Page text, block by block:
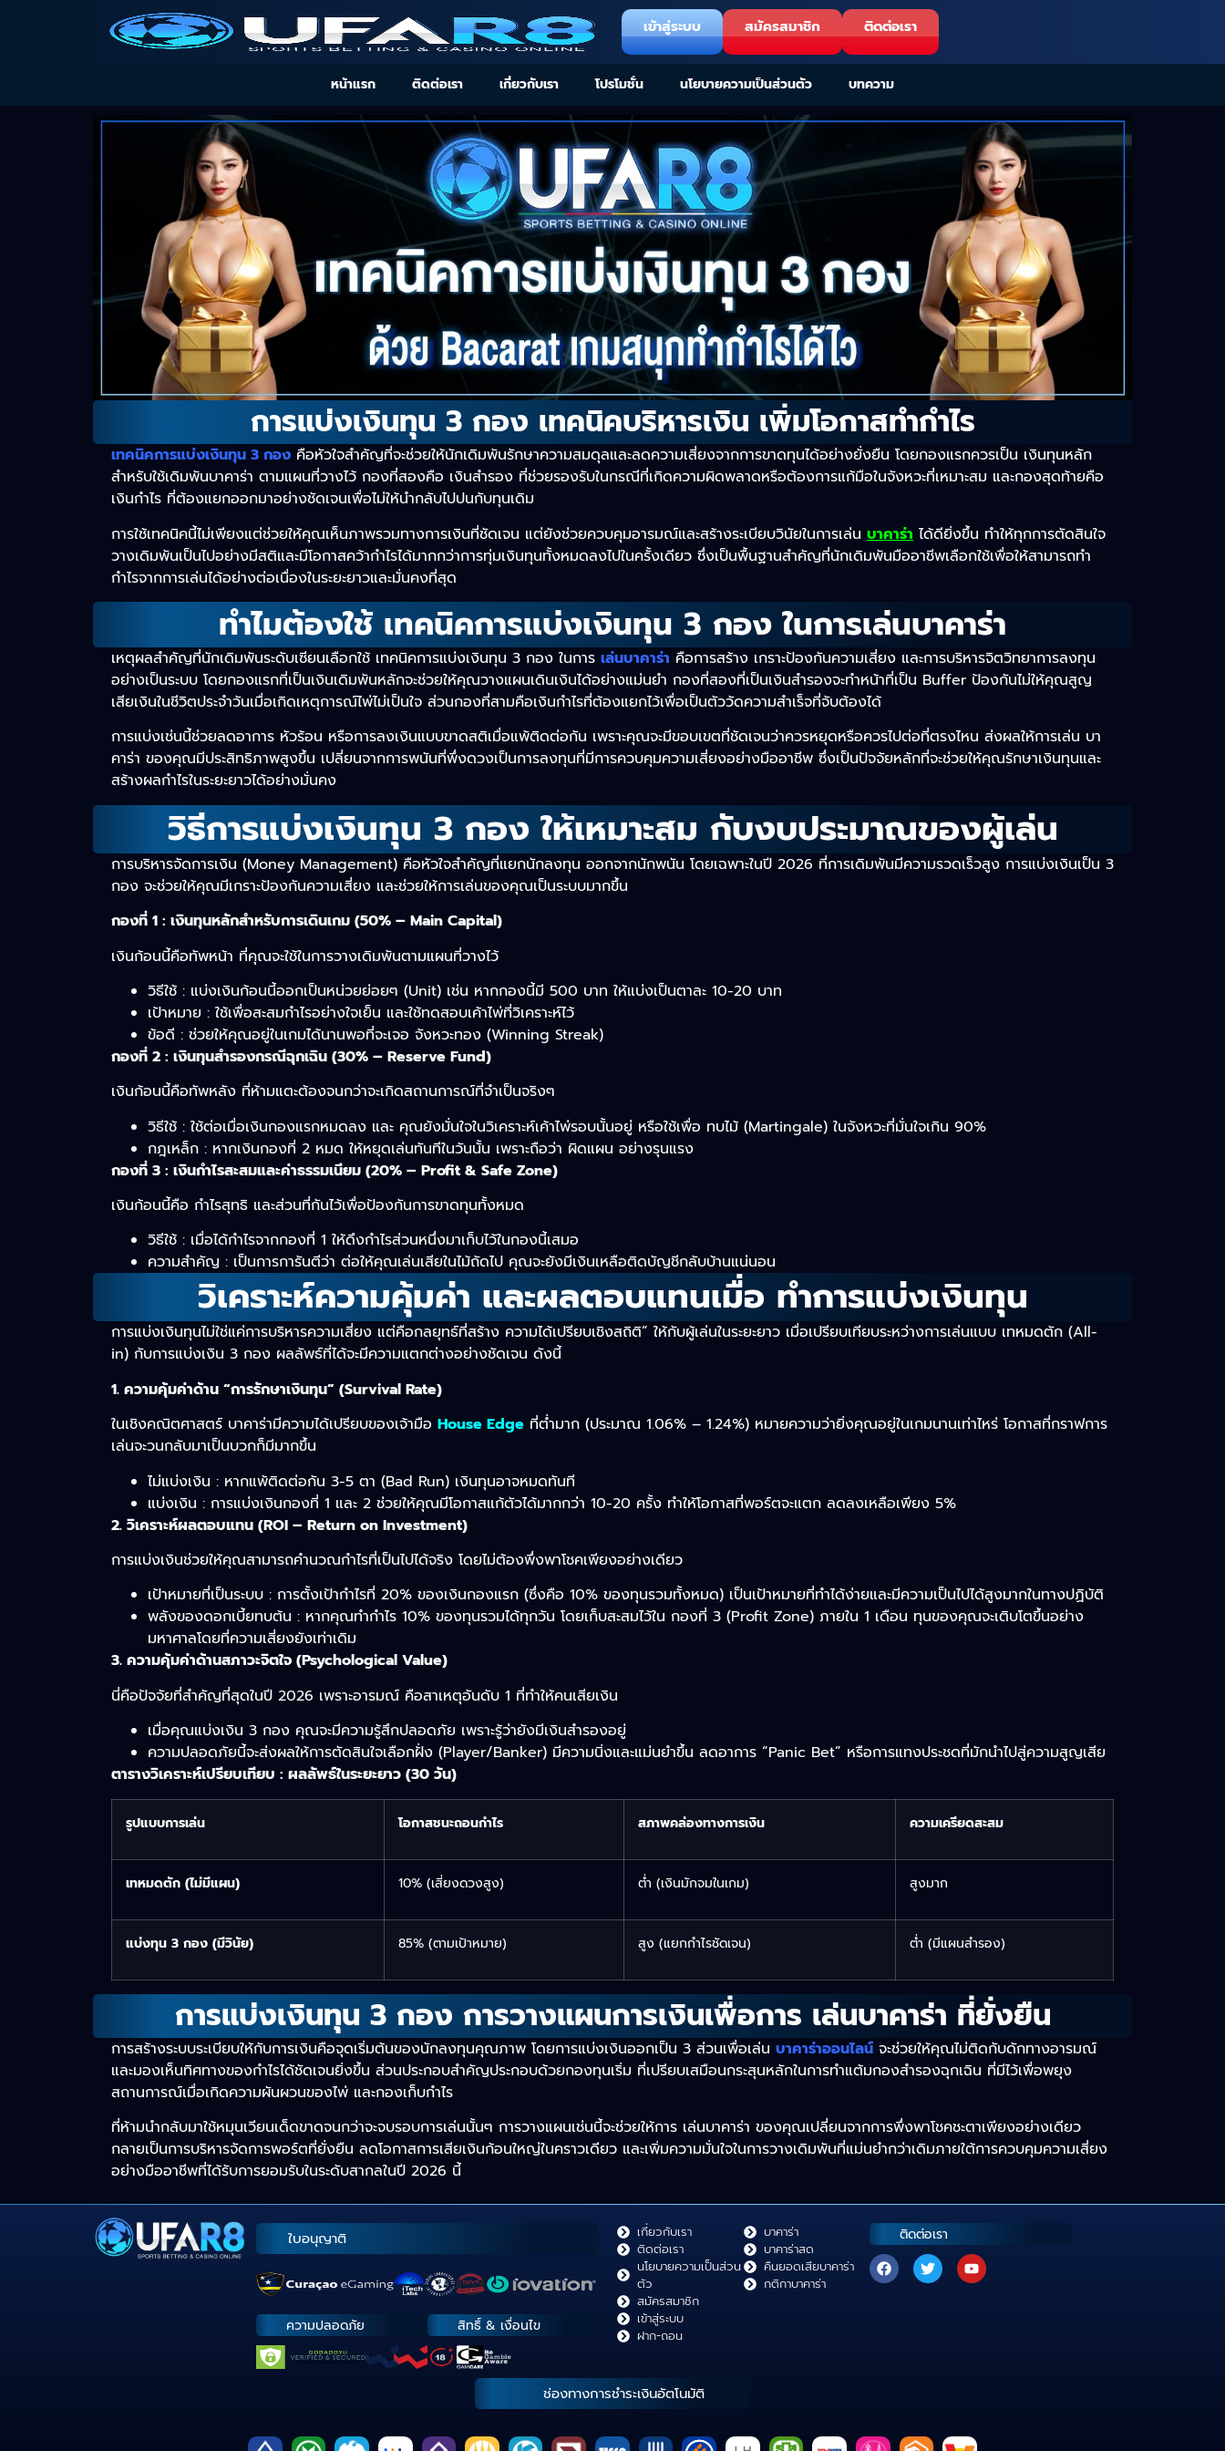
เข้าสู่ระบบ สมัครสมาชิก ติดต่อเรา
หน้าแรก ติดต่อเรา เกี่ยวกับเรา โปรโมชั่น นโยบายความเป็นส่วนตัว บทความ
การแบ่งเงินทุน 3 กอง เทคนิคบริหารเงิน เพิ่มโอกาสทำกำไร
เทคนิคการแบ่งเงินทุน 3 กอง คือหัวใจสำคัญที่จะช่วยให้นักเดิมพันรักษาความสมดุลและลดความเสี่ยงจากการขาดทุนได้อย่างยั่งยืน โดยกองแรกควรเป็น เงินทุนหลัก
สำหรับใช้เดิมพันบาคาร่า ตามแผนที่วางไว้ กองที่สองคือ เงินสำรอง ที่ช่วยรองรับในกรณีที่เกิดความผิดพลาดหรือต้องการแก้มือในจังหวะที่เหมาะสม และกองสุดท้ายคือ
เงินกำไร ที่ต้องแยกออกมาอย่างชัดเจนเพื่อไม่ให้นำกลับไปปนกับทุนเดิม
การใช้เทคนิคนี้ไม่เพียงแต่ช่วยให้คุณเห็นภาพรวมทางการเงินที่ชัดเจน แต่ยังช่วยควบคุมอารมณ์และสร้างระเบียบวินัยในการเล่น บาคาร่า ได้ดียิ่งขึ้น ทำให้ทุกการตัดสินใจ
วางเดิมพันเป็นไปอย่างมีสติและมีโอกาสคว้ากำไรได้มากกว่าการทุ่มเงินทุนทั้งหมดลงไปในครั้งเดียว ซึ่งเป็นพื้นฐานสำคัญที่นักเดิมพันมืออาชีพเลือกใช้เพื่อให้สามารถทำ
กำไรจากการเล่นได้อย่างต่อเนื่องในระยะยาวและมั่นคงที่สุด
ทำไมต้องใช้ เทคนิคการแบ่งเงินทุน 3 กอง ในการเล่นบาคาร่า
เหตุผลสำคัญที่นักเดิมพันระดับเซียนเลือกใช้ เทคนิคการแบ่งเงินทุน 3 กอง ในการ เล่นบาคาร่า คือการสร้าง เกราะป้องกันความเสี่ยง และการบริหารจิตวิทยาการลงทุน
อย่างเป็นระบบ โดยกองแรกที่เป็นเงินเดิมพันหลักจะช่วยให้คุณวางแผนเดินเงินได้อย่างแม่นยำ กองที่สองที่เป็นเงินสำรองจะทำหน้าที่เป็น Buffer ป้องกันไม่ให้คุณสูญ
เสียเงินในชีวิตประจำวันเมื่อเกิดเหตุการณ์ไพ่ไม่เป็นใจ ส่วนกองที่สามคือเงินกำไรที่ต้องแยกไว้เพื่อเป็นตัววัดความสำเร็จที่จับต้องได้
การแบ่งเช่นนี้ช่วยลดอาการ หัวร้อน หรือการลงเงินแบบขาดสติเมื่อแพ้ติดต่อกัน เพราะคุณจะมีขอบเขตที่ชัดเจนว่าควรหยุดหรือควรไปต่อที่ตรงไหน ส่งผลให้การเล่น บา
คาร่า ของคุณมีประสิทธิภาพสูงขึ้น เปลี่ยนจากการพนันที่พึ่งดวงเป็นการลงทุนที่มีการควบคุมความเสี่ยงอย่างมืออาชีพ ซึ่งเป็นปัจจัยหลักที่จะช่วยให้คุณรักษาเงินทุนและ
สร้างผลกำไรในระยะยาวได้อย่างมั่นคง
วิธีการแบ่งเงินทุน 3 กอง ให้เหมาะสม กับงบประมาณของผู้เล่น
การบริหารจัดการเงิน (Money Management) คือหัวใจสำคัญที่แยกนักลงทุน ออกจากนักพนัน โดยเฉพาะในปี 2026 ที่การเดิมพันมีความรวดเร็วสูง การแบ่งเงินเป็น 3
กอง จะช่วยให้คุณมีเกราะป้องกันความเสี่ยง และช่วยให้การเล่นของคุณเป็นระบบมากขึ้น
กองที่ 1 : เงินทุนหลักสำหรับการเดินเกม (50% – Main Capital)
เงินก้อนนี้คือทัพหน้า ที่คุณจะใช้ในการวางเดิมพันตามแผนที่วางไว้
วิธีใช้ : แบ่งเงินก้อนนี้ออกเป็นหน่วยย่อยๆ (Unit) เช่น หากกองนี้มี 500 บาท ให้แบ่งเป็นตาละ 10-20 บาท
เป้าหมาย : ใช้เพื่อสะสมกำไรอย่างใจเย็น และใช้ทดสอบเค้าไพ่ที่วิเคราะห์ไว้
ข้อดี : ช่วยให้คุณอยู่ในเกมได้นานพอที่จะเจอ จังหวะทอง (Winning Streak)
กองที่ 2 : เงินทุนสำรองกรณีฉุกเฉิน (30% – Reserve Fund)
เงินก้อนนี้คือทัพหลัง ที่ห้ามแตะต้องจนกว่าจะเกิดสถานการณ์ที่จำเป็นจริงๆ
วิธีใช้ : ใช้ต่อเมื่อเงินกองแรกหมดลง และ คุณยังมั่นใจในวิเคราะห์เค้าไพ่รอบนั้นอยู่ หรือใช้เพื่อ ทบไม้ (Martingale) ในจังหวะที่มั่นใจเกิน 90%
กฎเหล็ก : หากเงินกองที่ 2 หมด ให้หยุดเล่นทันทีในวันนั้น เพราะถือว่า ผิดแผน อย่างรุนแรง
กองที่ 3 : เงินกำไรสะสมและค่าธรรมเนียม (20% – Profit & Safe Zone)
เงินก้อนนี้คือ กำไรสุทธิ และส่วนที่กันไว้เพื่อป้องกันการขาดทุนทั้งหมด
วิธีใช้ : เมื่อได้กำไรจากกองที่ 1 ให้ดึงกำไรส่วนหนึ่งมาเก็บไว้ในกองนี้เสมอ
ความสำคัญ : เป็นการการันตีว่า ต่อให้คุณเล่นเสียในไม้ถัดไป คุณจะยังมีเงินเหลือติดบัญชีกลับบ้านแน่นอน
วิเคราะห์ความคุ้มค่า และผลตอบแทนเมื่อ ทำการแบ่งเงินทุน
การแบ่งเงินทุนไม่ใช่แค่การบริหารความเสี่ยง แต่คือกลยุทธ์ที่สร้าง ความได้เปรียบเชิงสถิติ” ให้กับผู้เล่นในระยะยาว เมื่อเปรียบเทียบระหว่างการเล่นแบบ เทหมดตัก (All-
in) กับการแบ่งเงิน 3 กอง ผลลัพธ์ที่ได้จะมีความแตกต่างอย่างชัดเจน ดังนี้
1. ความคุ้มค่าด้าน “การรักษาเงินทุน” (Survival Rate)
ในเชิงคณิตศาสตร์ บาคาร่ามีความได้เปรียบของเจ้ามือ House Edge ที่ต่ำมาก (ประมาณ 1.06% – 1.24%) หมายความว่ายิ่งคุณอยู่ในเกมนานเท่าไหร่ โอกาสที่กราฟการ
เล่นจะวนกลับมาเป็นบวกก็มีมากขึ้น
ไม่แบ่งเงิน : หากแพ้ติดต่อกัน 3-5 ตา (Bad Run) เงินทุนอาจหมดทันที
แบ่งเงิน : การแบ่งเงินกองที่ 1 และ 2 ช่วยให้คุณมีโอกาสแก้ตัวได้มากกว่า 10-20 ครั้ง ทำให้โอกาสที่พอร์ตจะแตก ลดลงเหลือเพียง 5%
2. วิเคราะห์ผลตอบแทน (ROI – Return on Investment)
การแบ่งเงินช่วยให้คุณสามารถคำนวณกำไรที่เป็นไปได้จริง โดยไม่ต้องพึ่งพาโชคเพียงอย่างเดียว
เป้าหมายที่เป็นระบบ : การตั้งเป้ากำไรที่ 20% ของเงินกองแรก (ซึ่งคือ 10% ของทุนรวมทั้งหมด) เป็นเป้าหมายที่ทำได้ง่ายและมีความเป็นไปได้สูงมากในทางปฏิบัติ
พลังของดอกเบี้ยทบต้น : หากคุณทำกำไร 10% ของทุนรวมได้ทุกวัน โดยเก็บสะสมไว้ใน กองที่ 3 (Profit Zone) ภายใน 1 เดือน ทุนของคุณจะเติบโตขึ้นอย่าง
มหาศาลโดยที่ความเสี่ยงยังเท่าเดิม
3. ความคุ้มค่าด้านสภาวะจิตใจ (Psychological Value)
นี่คือปัจจัยที่สำคัญที่สุดในปี 2026 เพราะอารมณ์ คือสาเหตุอันดับ 1 ที่ทำให้คนเสียเงิน
เมื่อคุณแบ่งเงิน 3 กอง คุณจะมีความรู้สึกปลอดภัย เพราะรู้ว่ายังมีเงินสำรองอยู่
ความปลอดภัยนี้จะส่งผลให้การตัดสินใจเลือกฝั่ง (Player/Banker) มีความนิ่งและแม่นยำขึ้น ลดอาการ “Panic Bet” หรือการแทงประชดที่มักนำไปสู่ความสูญเสีย
ตารางวิเคราะห์เปรียบเทียบ : ผลลัพธ์ในระยะยาว (30 วัน)
รูปแบบการเล่น โอกาสชนะถอนกำไร สภาพคล่องทางการเงิน ความเครียดสะสม
เทหมดตัก (ไม่มีแผน) 10% (เสี่ยงดวงสูง) ต่ำ (เงินมักจมในเกม) สูงมาก
แบ่งทุน 3 กอง (มีวินัย) 85% (ตามเป้าหมาย) สูง (แยกกำไรชัดเจน) ต่ำ (มีแผนสำรอง)
การแบ่งเงินทุน 3 กอง การวางแผนการเงินเพื่อการ เล่นบาคาร่า ที่ยั่งยืน
การสร้างระบบระเบียบให้กับการเงินคือจุดเริ่มต้นของนักลงทุนคุณภาพ โดยการแบ่งเงินออกเป็น 3 ส่วนเพื่อเล่น บาคาร่าออนไลน์ จะช่วยให้คุณไม่ติดกับดักทางอารมณ์
และมองเห็นทิศทางของกำไรได้ชัดเจนยิ่งขึ้น ส่วนประกอบสำคัญประกอบด้วยกองทุนเริ่ม ที่เปรียบเสมือนกระสุนหลักในการทำแต้มกองสำรองฉุกเฉิน ที่มีไว้เพื่อพยุง
สถานการณ์เมื่อเกิดความผันผวนของไพ่ และกองเก็บกำไร
ที่ห้ามนำกลับมาใช้หมุนเวียนเด็ดขาดจนกว่าจะจบรอบการเล่นนั้นๆ การวางแผนเช่นนี้จะช่วยให้การ เล่นบาคาร่า ของคุณเปลี่ยนจากการพึ่งพาโชคชะตาเพียงอย่างเดียว
กลายเป็นการบริหารจัดการพอร์ตที่ยั่งยืน ลดโอกาสการเสียเงินก้อนใหญ่ในคราวเดียว และเพิ่มความมั่นใจในการวางเดิมพันที่แม่นยำกว่าเดิมภายใต้การควบคุมความเสี่ยง
อย่างมืออาชีพที่ได้รับการยอมรับในระดับสากลในปี 2026 นี้
ใบอนุญาติ
ความปลอดภัย สิทธิ์ & เงื่อนไข
เกี่ยวกับเรา
ติดต่อเรา
นโยบายความเป็นส่วน
ตัว
สมัครสมาชิก
เข้าสู่ระบบ
ฝาก-ถอน
บาคาร่า
บาคาร่าสด
คืนยอดเสียบาคาร่า
กติกาบาคาร่า
ติดต่อเรา
ช่องทางการชำระเงินอัตโนมัติ